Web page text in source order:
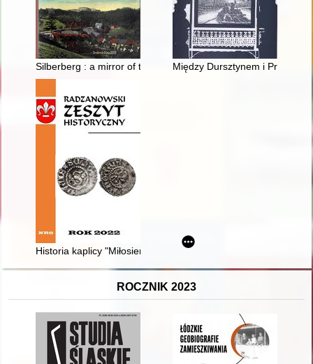
Silberberg : a mirror of time = Srebrna Góra : zwierciadło
Między Dursztynem i
Historia kaplicy "Miłosierdzia Bożego" w Sławęcinie
ROCZNIK 2023